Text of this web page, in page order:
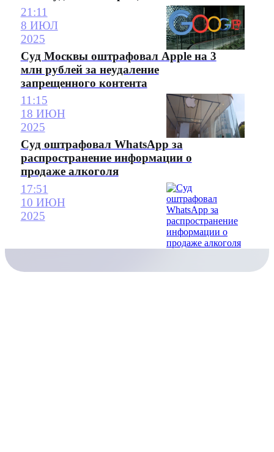
21:11
8 ИЮЛ
2025
Суд Москвы оштрафовал Apple на 3
млн рублей за неудаление
запрещенного контента
11:15
18 ИЮН
2025
Суд оштрафовал WhatsApp за
распространение информации о
продаже алкоголя
17:51
10 ИЮН
2025